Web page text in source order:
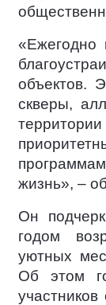
«Ежегодно
объектов.
скверы,
жизнь», –
Он
годом
уютных
Об этом